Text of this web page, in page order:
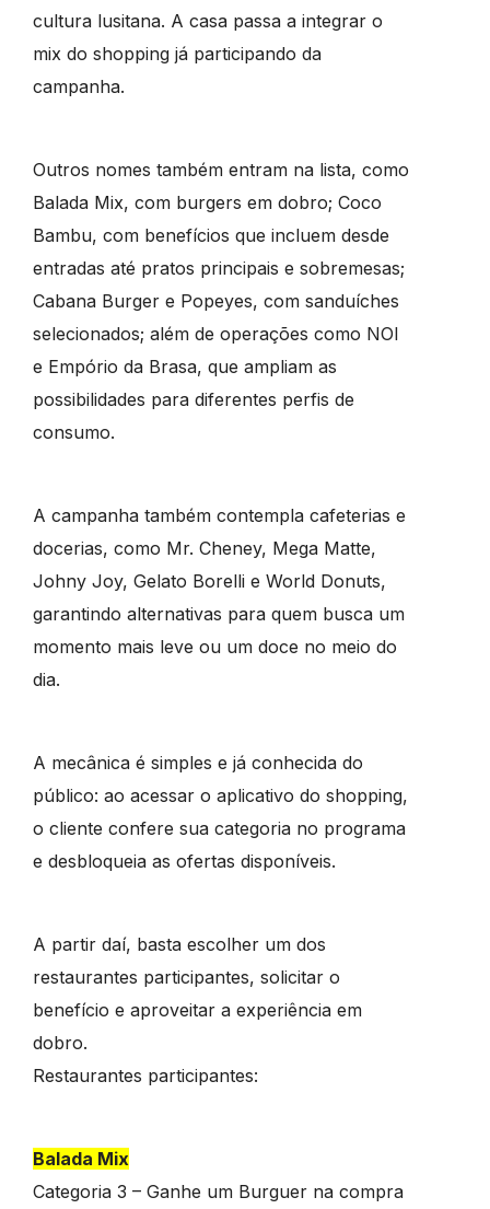
cultura lusitana. A casa passa a integrar o
mix do shopping já participando da
campanha.
Outros nomes também entram na lista, como
Balada Mix, com burgers em dobro; Coco
Bambu, com benefícios que incluem desde
entradas até pratos principais e sobremesas;
Cabana Burger e Popeyes, com sanduíches
selecionados; além de operações como NOI
e Empório da Brasa, que ampliam as
possibilidades para diferentes perfis de
consumo.
A campanha também contempla cafeterias e
docerias, como Mr. Cheney, Mega Matte,
Johny Joy, Gelato Borelli e World Donuts,
garantindo alternativas para quem busca um
momento mais leve ou um doce no meio do
dia.
A mecânica é simples e já conhecida do
público: ao acessar o aplicativo do shopping,
o cliente confere sua categoria no programa
e desbloqueia as ofertas disponíveis.
A partir daí, basta escolher um dos
restaurantes participantes, solicitar o
benefício e aproveitar a experiência em
dobro.
Restaurantes participantes:
Balada Mix
Categoria 3 – Ganhe um Burguer na compra